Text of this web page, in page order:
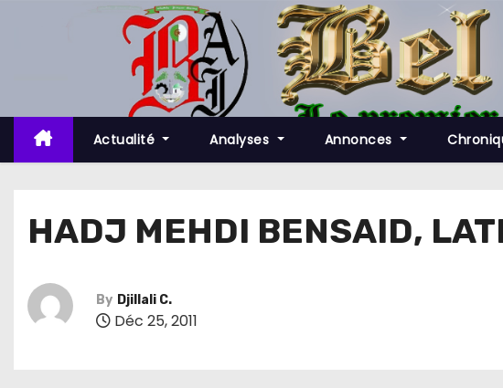
t
c
Actualité Analyses Annonces
HADJ MEHDI BENSAID,
By Djillali C.
Déc 25, 2011